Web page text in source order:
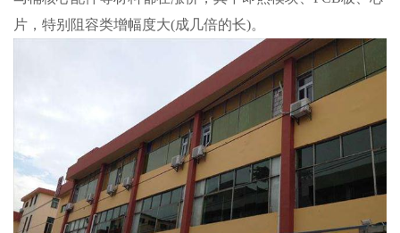
片，特别阻容类增幅度大(成几倍的长)。